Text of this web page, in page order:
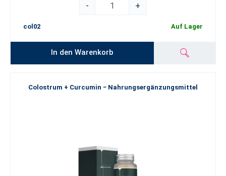
-
+
col02 Auf Lager
In den Warenkorb
Colostrum + Curcumin − Nahrungsergänzungsmittel